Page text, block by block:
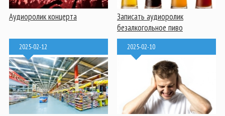
Аудиоролик концерта
Записать аудиоролик
безалкогольное пиво
2025-02-12 2025-02-10